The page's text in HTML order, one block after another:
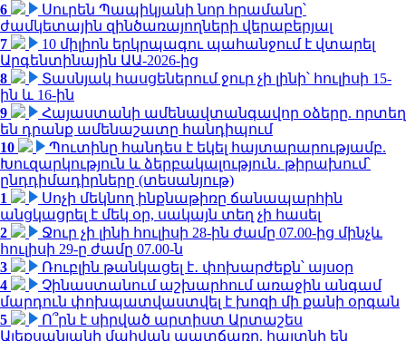
6
Սուրեն Պապիկյանի նոր հրամանը՝
ժամկետային զինծառայողների վերաբերյալ
7
10 միլիոն երկրպագու պահանջում է վտարել
Արգենտինային ԱԱ-2026-ից
8
Տասնյակ հասցեներում ջուր չի լինի՝ հուլիսի 15-
ին և 16-ին
9
Հայաստանի ամենավտանգավոր օձերը. որտեղ
են դրանք ամենաշատը հանդիպում
10
Պուտինը հանդես է եկել հայտարարությամբ.
Խուզարկություն և ձերբակալություն․ թիրախում՝
ընդդիմադիրները (տեսանյութ)
1
Սոչի մեկնող ինքնաթիռը ճանապարհին
անցկացրել է մեկ օր, սակայն տեղ չի հասել
2
Ջուր չի լինի հուլիսի 28-ին ժամը 07.00-ից մինչև
հուլիսի 29-ը ժամը 07.00-ն
3
Ռուբլին թանկացել է․ փոխարժեքն՝ այսօր
4
Չինաստանում աշխարհում առաջին անգամ
մարդուն փոխպատվաստվել է խոզի մի քանի օրգան
5
Ո՞րն է սիրված արտիստ Արտաշես
Ալեքսանյանի մահվան պատճառը. հայտնի են